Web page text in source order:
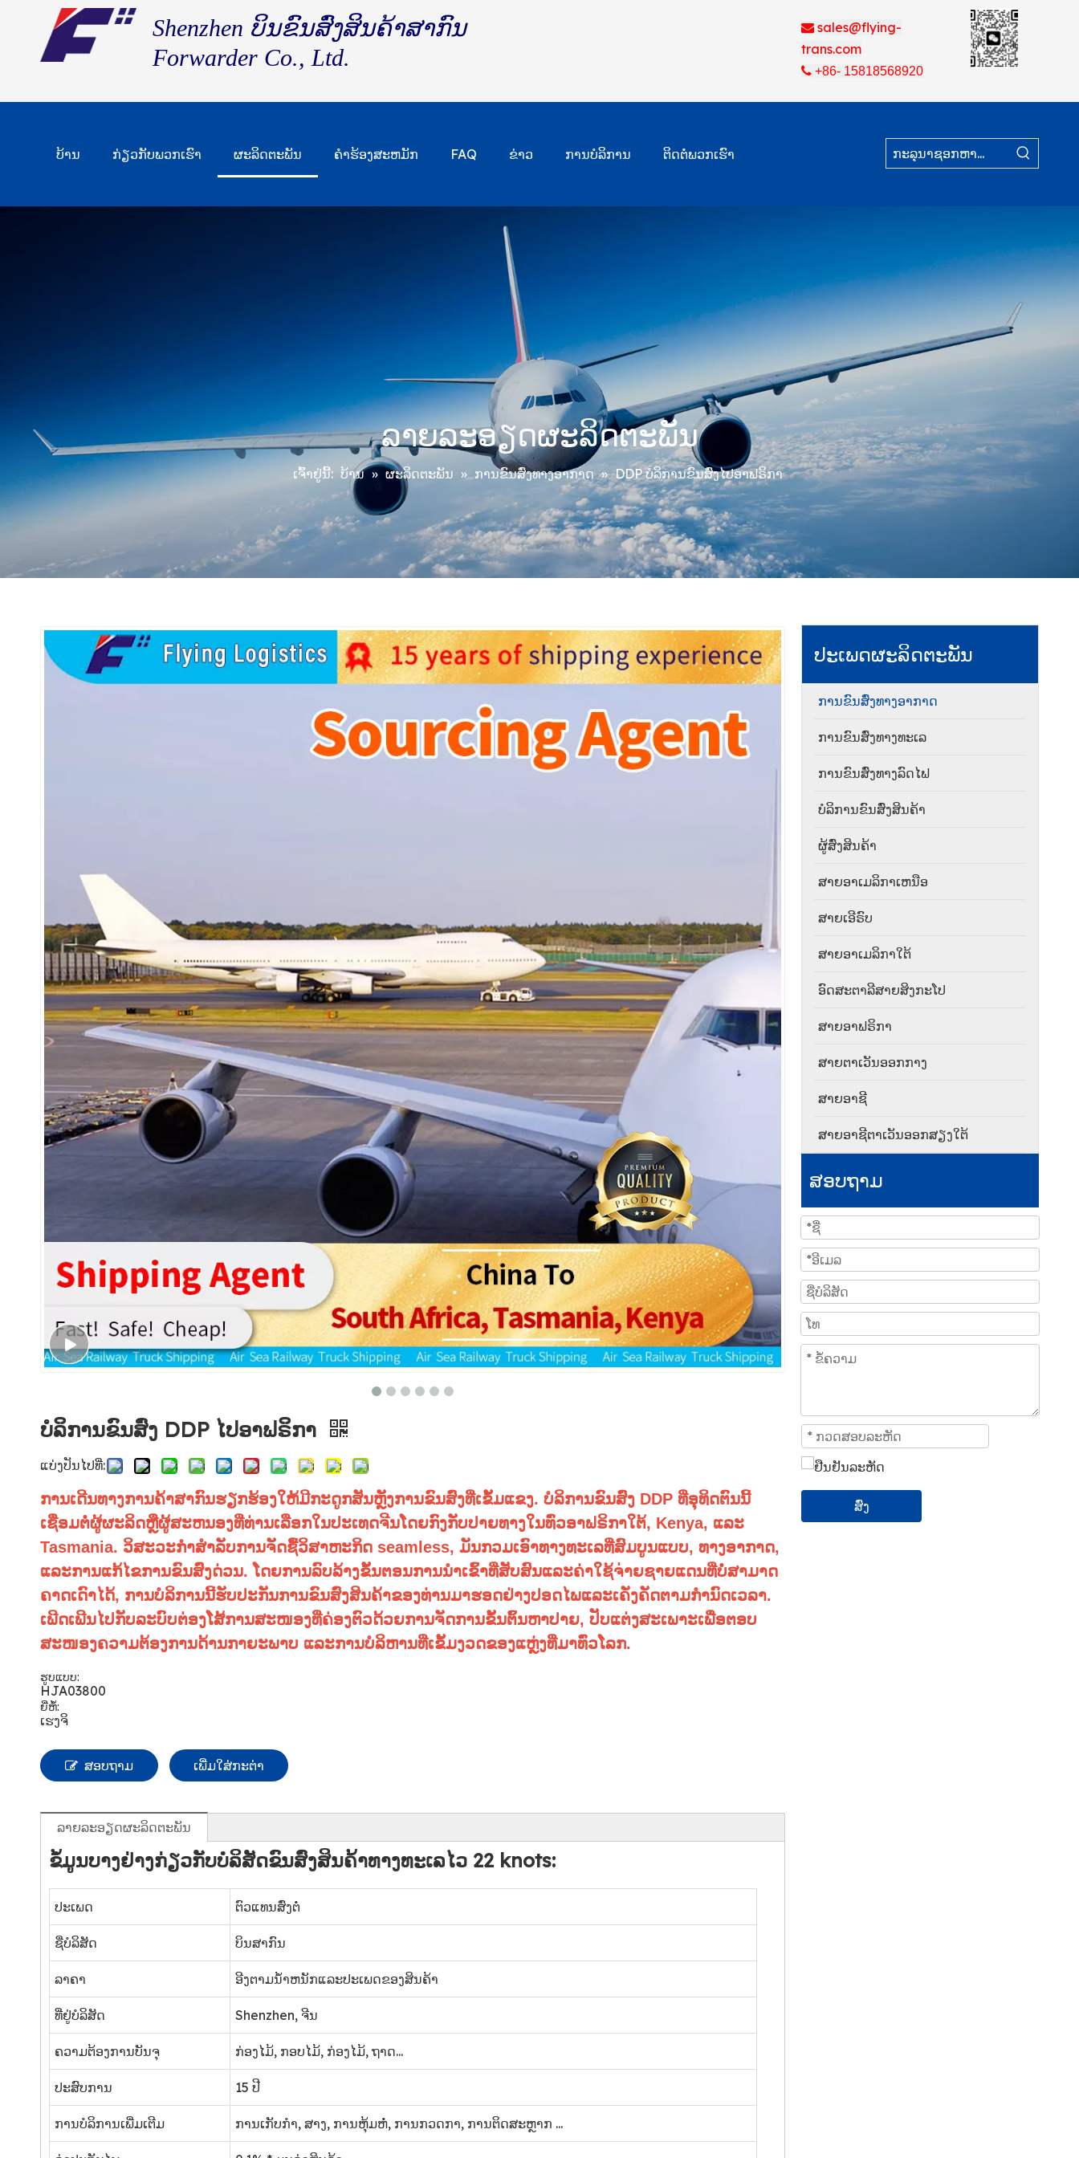
Shenzhen ບິນຂົນສົ່ງສິນຄ້າສາກົນ
Forwarder Co., Ltd.
 sales@flying-
trans.com
+86- 15818568920
ບ້ານ ກ່ຽວກັບພວກເຮົາ ຜະລິດຕະພັນ ຄໍາຮ້ອງສະຫມັກ FAQ ຂ່າວ ການບໍລິການ ຕິດຕໍ່ພວກເຮົາ
ລາຍລະອຽດຜະລິດຕະພັນ
ເຈົ້າຢູ່ນີ້: ບ້ານ » ຜະລິດຕະພັນ » ການຂົນສົ່ງທາງອາກາດ » DDP ບໍລິການຂົນສົ່ງໄປອາຟຣິກາ
ບໍລິການຂົນສົ່ງ DDP ໄປອາຟຣິກາ
ແບ່ງປັນໄປທີ່:
ການ​ເດີນ​ທາງ​ການ​ຄ້າ​ສາ​ກົນ​ຮຽກ​ຮ້ອງ​ໃຫ້​ມີ​ກະ​ດູກ​ສັນ​ຫຼັງ​ການ​ຂົນ​ສົ່ງ​ທີ່​ເຂັ້ມ​ແຂງ. ບໍລິການຂົນສົ່ງ DDP ທີ່ອຸທິດຕົນນີ້
ເຊື່ອມຕໍ່ຜູ້ຜະລິດຫຼືຜູ້ສະຫນອງທີ່ທ່ານເລືອກໃນປະເທດຈີນໂດຍກົງກັບປາຍທາງໃນທົ່ວອາຟຣິກາໃຕ້, Kenya, ແລະ
Tasmania. ວິສະວະກໍາສໍາລັບການຈັດຊື້ວິສາຫະກິດ seamless, ມັນກວມເອົາທາງທະເລທີ່ສົມບູນແບບ, ທາງອາກາດ,
ແລະການແກ້ໄຂການຂົນສົ່ງດ່ວນ. ໂດຍການລົບລ້າງຂັ້ນຕອນການນໍາເຂົ້າທີ່ສັບສົນແລະຄ່າໃຊ້ຈ່າຍຊາຍແດນທີ່ບໍ່ສາມາດ
ຄາດເດົາໄດ້, ການບໍລິການນີ້ຮັບປະກັນການຂົນສົ່ງສິນຄ້າຂອງທ່ານມາຮອດຢ່າງປອດໄພແລະເຄັ່ງຄັດຕາມກໍານົດເວລາ.
ເພີດເພີນໄປກັບລະບົບຕ່ອງໂສ້ການສະໜອງທີ່ຄ່ອງຕົວດ້ວຍການຈັດການຂັ້ນຕົ້ນຫາປາຍ, ປັບແຕ່ງສະເພາະເພື່ອຕອບ
ສະໜອງຄວາມຕ້ອງການດ້ານກາຍະພາບ ແລະການບໍລິຫານທີ່ເຂັ້ມງວດຂອງແຫຼ່ງທີ່ມາທົ່ວໂລກ.
ຮູບແບບ:
HJA03800
ຍີ່ຫໍ້:
ເຮງຈິ
ສອບຖາມ ເພີ່ມໃສ່ກະຕ່າ
ລາຍ​ລະ​ອຽດ​ຜະ​ລິດ​ຕະ​ພັນ
ຂໍ້ມູນບາງຢ່າງກ່ຽວກັບບໍລິສັດຂົນສົ່ງສິນຄ້າທາງທະເລໄວ 22 knots:
ປະເພດ ຕົວແທນສົ່ງຕໍ່
ຊື່ບໍລິສັດ ບິນສາກົນ
ລາຄາ ອີງຕາມນ້ໍາຫນັກແລະປະເພດຂອງສິນຄ້າ
ທີ່ຢູ່ບໍລິສັດ Shenzhen, ຈີນ
ຄວາມຕ້ອງການບັນຈຸ ກ່ອງໄມ້, ກອບໄມ້, ກ່ອງໄມ້, ຖາດ...
ປະສົບການ 15 ປີ
ການບໍລິການເພີ່ມເຕີມ ການ​ເກັບ​ກໍາ​, ສາງ​, ການ​ຫຸ້ມ​ຫໍ່​, ການ​ກວດ​ກາ​, ການ​ຕິດ​ສະ​ຫຼາກ ...
ປະເພດຜະລິດຕະພັນ
ການຂົນສົ່ງທາງອາກາດ
ການຂົນສົ່ງທາງທະເລ
ການຂົນສົ່ງທາງລົດໄຟ
ບໍລິການຂົນສົ່ງສິນຄ້າ
ຜູ້ສົ່ງສິນຄ້າ
ສາຍ​ອາ​ເມລິ​ກາ​ເຫນືອ​
ສາຍເອີຣົບ
ສາຍອາເມລິກາໃຕ້
ອົດສະຕາລີສາຍສິງກະໂປ
ສາຍອາຟຣິກາ
ສາຍຕາເວັນອອກກາງ
ສາຍອາຊີ
ສາຍອາຊີຕາເວັນອອກສຽງໃຕ້
ສອບຖາມ
ສົ່ງ